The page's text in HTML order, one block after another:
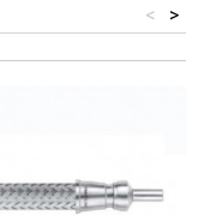
>
<